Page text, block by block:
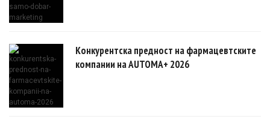
Конкурентска предност на фармацевтските
компании на AUTOMA+ 2026